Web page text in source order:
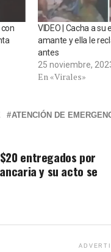
VIDEO | Cacha a su
amante y ella le
antes
25 noviembre,
En «Virales»
ATENCIÓN DE
entregados por
y su acto se